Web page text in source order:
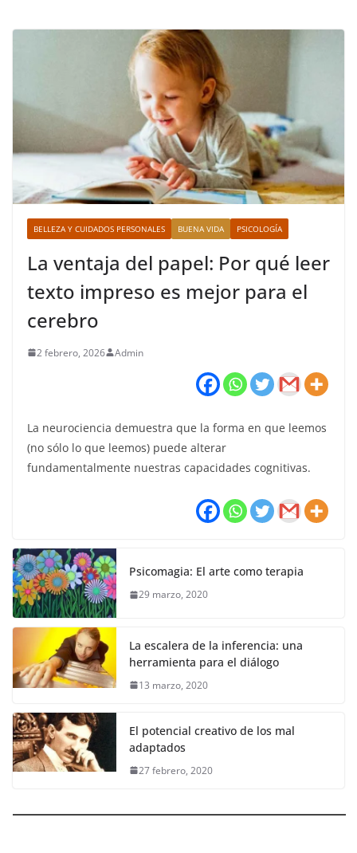
BELLEZA Y CUIDADOS PERSONALES BUENA VIDA PSICOLOGÍA
La ventaja del papel: Por qué leer
texto impreso es mejor para el
cerebro
2 febrero, 2026 Admin
La neurociencia demuestra que la forma en que leemos
(no sólo lo que leemos) puede alterar
fundamentalmente nuestras capacidades cognitivas.
Psicomagia: El arte como terapia
29 marzo, 2020
La escalera de la inferencia: una
herramienta para el diálogo
13 marzo, 2020
El potencial creativo de los mal
adaptados
27 febrero, 2020